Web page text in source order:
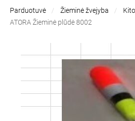
Parduotuvė Žieminė žvejyba
ATORA Žieminė plūdė 8002